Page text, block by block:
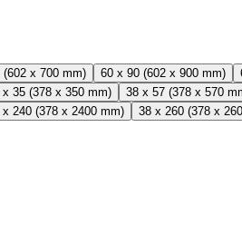
(602 x 700 mm) 60 x 90 (602 x 900 mm)
x 35 (378 x 350 mm) 38 x 57 (378 x 570
x 240 (378 x 2400 mm) 38 x 260 (378 x